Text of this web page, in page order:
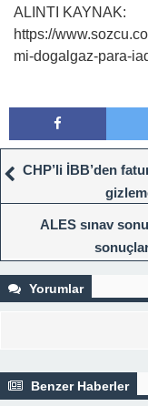
ALINTI KAYNAK:
https://
mi-dogalgaz-para-
CHP’li İBB’den
ALES sınav
Yorumlar
Benzer Haberler